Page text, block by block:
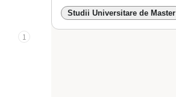
1
Studii Universitare de Master